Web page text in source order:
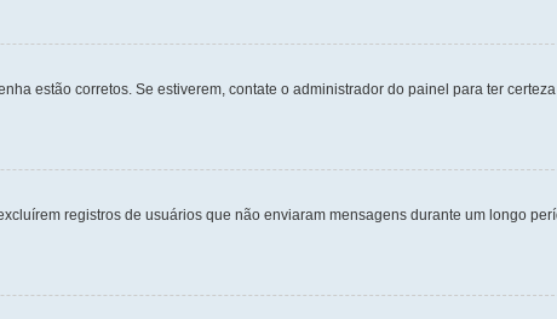
estão corretos. Se estiverem, contate o administrador do painel para ter
registros de usuários que não enviaram mensagens durante um longo